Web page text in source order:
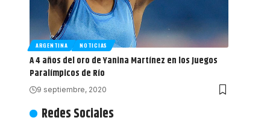
ARGENTINA NOTICIAS
A 4 años del oro de Yanina Martínez en los Juegos
Paralímpicos de Río
9 septiembre, 2020
Redes Sociales